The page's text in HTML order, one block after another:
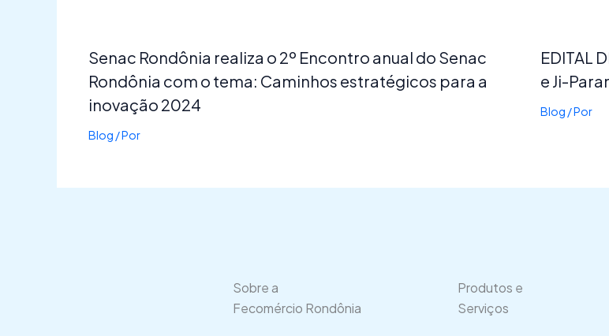
Senac Rondônia realiza o 2º Encontro anual do Senac
Rondônia com o tema: Caminhos estratégicos para a
inovação 2024
Blog / Por
EDITAL
e Ji-
Blog / Por
Sobre a
Fecomércio Rondônia
Produtos e
Serviços